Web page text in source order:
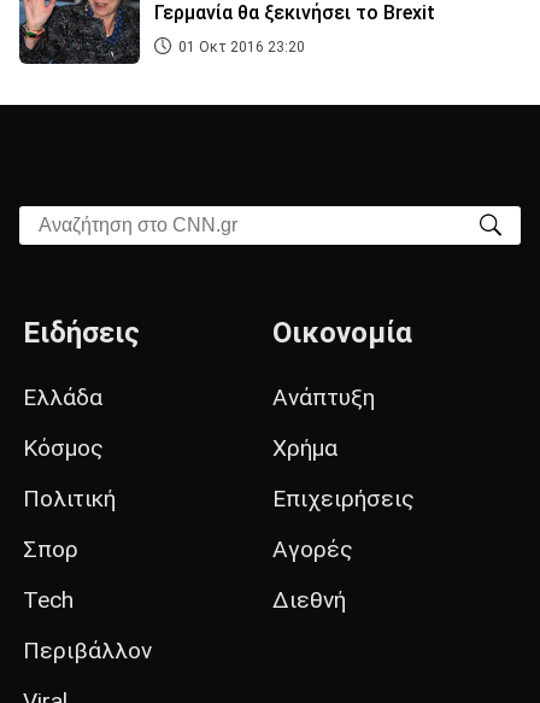
Γερμανία θα ξεκινήσει το Brexit
01 Οκτ 2016 23:20
Αναζήτηση στο CNN.gr
Ειδήσεις
Ελλάδα
Κόσμος
Πολιτική
Σπορ
Tech
Περιβάλλον
Οικονομία
Ανάπτυξη
Χρήμα
Επιχειρήσεις
Αγορές
Διεθνή